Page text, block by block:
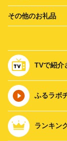
その他のお礼品
TVで紹介
ふるラボ
ランキン